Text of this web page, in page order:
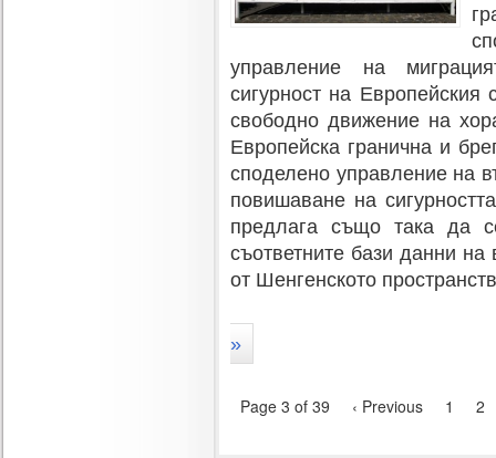
управление на
сигурност на
свободно движение на
Европейска гранична и
споделено управление на
повишаване на
предлага също така да
съответните бази данни на
от Шенгенското
»
Page 3 of 39 ‹ Previous 1 2